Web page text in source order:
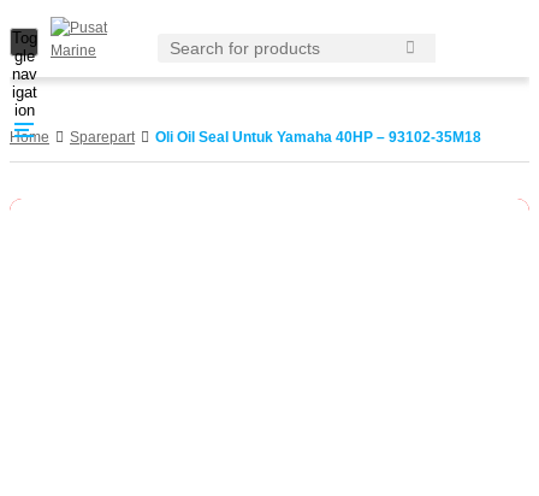
Tog
gle
nav
igat
ion
Home Sparepart Oli Oil Seal Untuk Yamaha 40HP – 93102-35M18